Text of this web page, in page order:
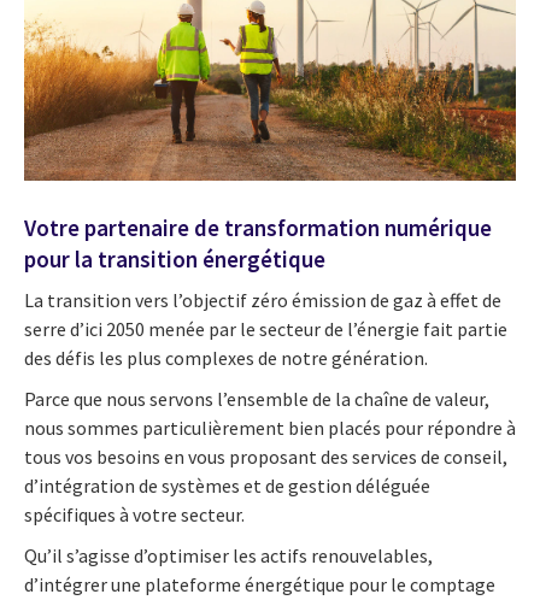
Votre partenaire de transformation numérique
pour la transition énergétique
La transition vers l’objectif zéro émission de gaz à effet de
serre d’ici 2050 menée par le secteur de l’énergie fait partie
des défis les plus complexes de notre génération.
Parce que nous servons l’ensemble de la chaîne de valeur,
nous sommes particulièrement bien placés pour répondre à
tous vos besoins en vous proposant des services de conseil,
d’intégration de systèmes et de gestion déléguée
spécifiques à votre secteur.
Qu’il s’agisse d’optimiser les actifs renouvelables,
d’intégrer une plateforme énergétique pour le comptage